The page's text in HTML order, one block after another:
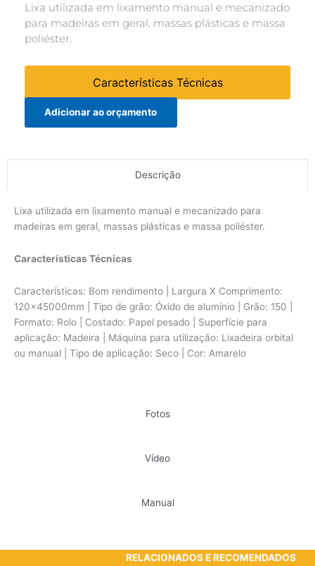
Lixa utilizada em lixamento manual e mecanizado
para madeiras em geral, massas plásticas e massa
poliéster.
Características Técnicas
Adicionar ao orçamento
Descrição
Fotos
Vídeo
Manual
Lixa utilizada em lixamento manual e mecanizado para
madeiras em geral, massas plásticas e massa poliéster.
Características Técnicas
Características: Bom rendimento | Largura X Comprimento:
120x45000mm | Tipo de grão: Óxido de alumínio | Grão: 150 |
Formato: Rolo | Costado: Papel pesado | Superfície para
aplicação: Madeira | Máquina para utilização: Lixadeira orbital
ou manual | Tipo de aplicação: Seco | Cor: Amarelo
RELACIONADOS E RECOMENDADOS